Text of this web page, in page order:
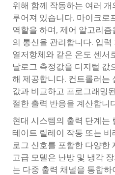
위해 함께 작동하는 여러
루어져 있습니다. 마이크로
역할을 하며, 제어 알고리
의 통신을 관리합니다. 입
열저항체와 같은 온도 센서
날로그 측정값을 디지털 값
해 제공합니다. 컨트롤러는
값과 비교하고 프로그래밍
절한 출력 반응을 계산합니
현대 시스템의 출력 단계는
테이트 릴레이 작동 또는
로그 신호를 포함한 다양한
고급 모델은 난방 및 냉각
는 다중 출력 채널을 통합